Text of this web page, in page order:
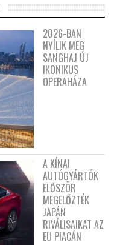
2026-BAN
NYÍLIK MEG
SANGHAJ ÚJ
IKONIKUS
OPERAHÁZA
A KÍNAI
AUTÓGYÁRTÓK
ELŐSZÖR
MEGELŐZTÉK
JAPÁN
RIVÁLISAIKAT AZ
EU PIACÁN